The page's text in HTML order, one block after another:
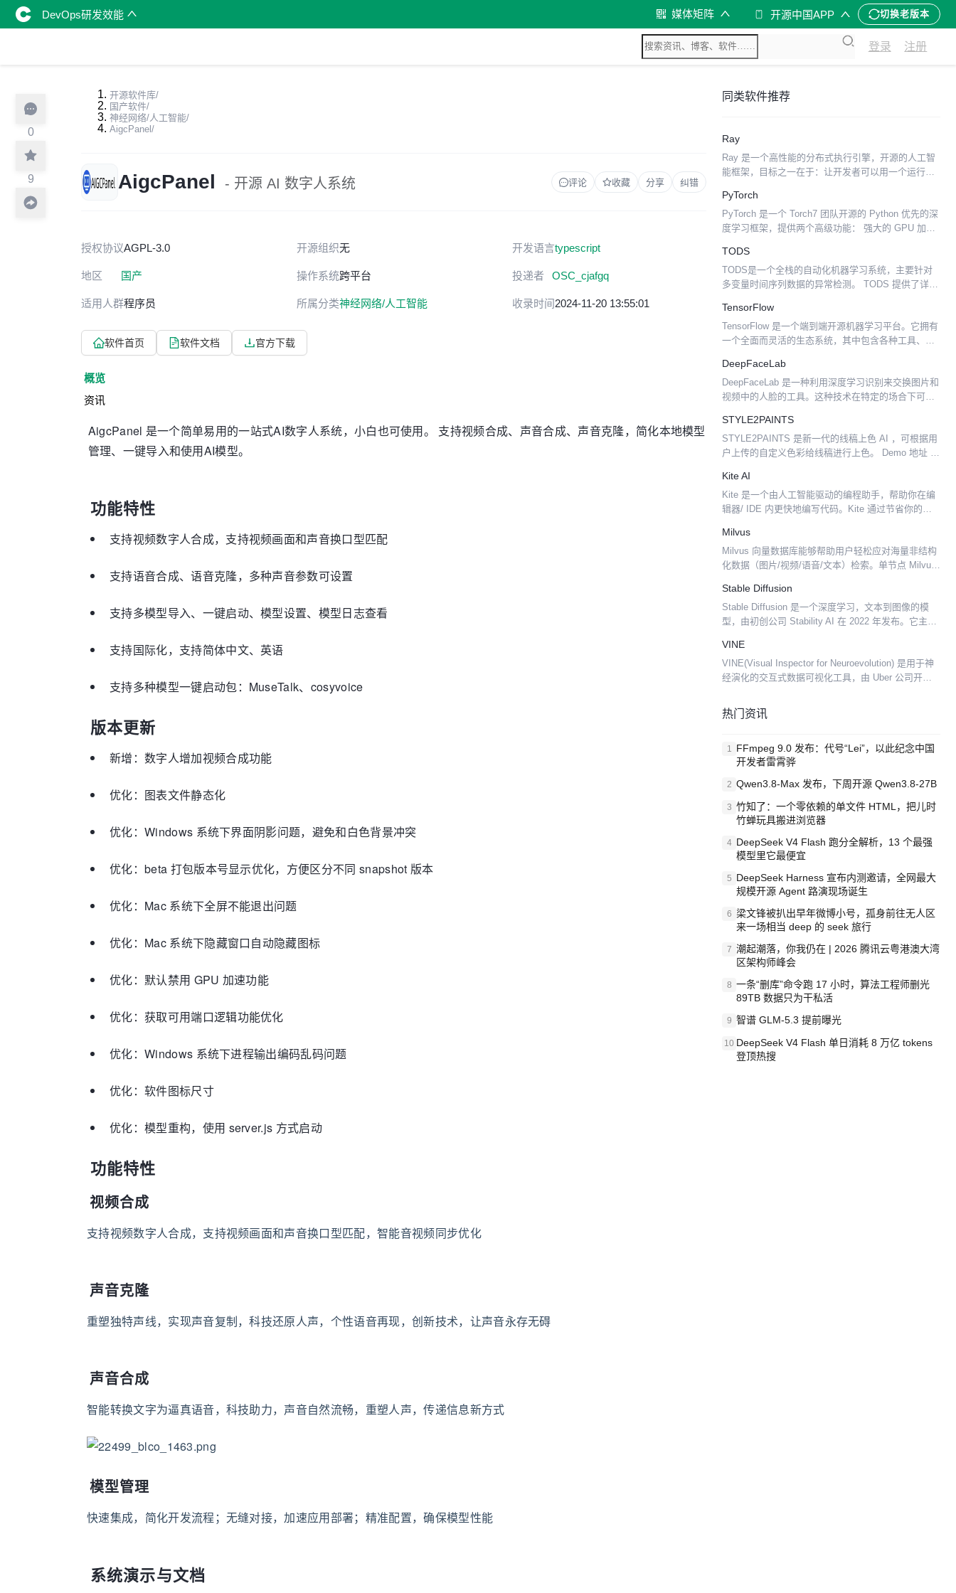
DevOps研发效能 媒体矩阵 开源中国APP 切换老版本
登录 注册
0
9
开源软件库/
国产软件/
神经网络/人工智能/
AigcPanel /
AigcPanel - 开源 AI 数字人系统 评论 收藏 分享 纠错
授权协议AGPL-3.0 开源组织无 开发语言typescript
地区 国产 操作系统跨平台 投递者 OSC_cjafgq
适用人群程序员 所属分类神经网络/人工智能 收录时间2024-11-20 13:55:01
软件首页 软件文档 官方下载
概览
资讯
AigcPanel 是一个简单易用的一站式AI数字人系统，小白也可使用。 支持视频合成、声音合成、声音克隆，简化本地模型
管理、一键导入和使用AI模型。
功能特性
支持视频数字人合成，支持视频画面和声音换口型匹配
支持语音合成、语音克隆，多种声音参数可设置
支持多模型导入、一键启动、模型设置、模型日志查看
支持国际化，支持简体中文、英语
支持多种模型一键启动包：MuseTalk、cosyvoice
版本更新
新增：数字人增加视频合成功能
优化：图表文件静态化
优化：Windows 系统下界面阴影问题，避免和白色背景冲突
优化：beta 打包版本号显示优化，方便区分不同 snapshot 版本
优化：Mac 系统下全屏不能退出问题
优化：Mac 系统下隐藏窗口自动隐藏图标
优化：默认禁用 GPU 加速功能
优化：获取可用端口逻辑功能优化
优化：Windows 系统下进程输出编码乱码问题
优化：软件图标尺寸
优化：模型重构，使用 server.js 方式启动
功能特性
视频合成
支持视频数字人合成，支持视频画面和声音换口型匹配，智能音视频同步优化
声音克隆
重塑独特声线，实现声音复制，科技还原人声，个性语音再现，创新技术，让声音永存无碍
声音合成
智能转换文字为逼真语音，科技助力，声音自然流畅，重塑人声，传递信息新方式
模型管理
快速集成，简化开发流程；无缝对接，加速应用部署；精准配置，确保模型性能
系统演示与文档
同类软件推荐
Ray
Ray 是一个高性能的分布式执行引擎，开源的人工智
能框架，目标之一在于：让开发者可以用一个运行在
松转为适合于计算机集群运行的（或单个多核心计算
机的）高性能...
PyTorch
PyTorch 是一个 Torch7 团队开源的 Python 优先的深
度学习框架，提供两个高级功能： 强大的 GPU 加速
级系统...
TODS
TODS是一个全栈的自动化机器学习系统，主要针对
多变量时间序列数据的异常检测。 TODS 提供了详尽
们包括：数据处理（data processing），时...
TensorFlow
TensorFlow 是一个端到端开源机器学习平台。它拥有
一个全面而灵活的生态系统，其中包含各种工具、库
的发展，并使开发者能够轻松地构建和部署由机器学
习提...
DeepFaceLab
DeepFaceLab 是一种利用深度学习识别来交换图片和
视频中的人脸的工具。这种技术在特定的场合下可以
众多软件中，安装最简单，使用最方便，更...
STYLE2PAINTS
STYLE2PAINTS 是新一代的线稿上色 AI ，可根据用
户上传的自定义色彩给线稿进行上色。 Demo 地址 使
稿），结果如下。然后下...
Kite AI
Kite 是一个由人工智能驱动的编程助手，帮助你在编
辑器/ IDE 内更快地编写代码。Kite 通过节省你的键
助你更快地编写代码。 Kite 适用于所有主...
Milvus
Milvus 向量数据库能够帮助用户轻松应对海量非结构
化数据（图片/视频/语音/文本）检索。单节点 Milvus
程），分布式架构亦能满足用户的水平扩展需...
Stable Diffusion
Stable Diffusion 是一个深度学习，文本到图像的模
型，由初创公司 Stability AI 在 2022 年发布。它主要
用于其他任务。 St...
VINE
VINE(Visual Inspector for Neuroevolution) 是用于神
经演化的交互式数据可视化工具，由 Uber 公司开
遗传算...
热门资讯
1 FFmpeg 9.0 发布：代号“Lei”，以此纪念中国
开发者雷霄骅
2 Qwen3.8-Max 发布，下周开源 Qwen3.8-27B
3 竹知了：一个零依赖的单文件 HTML，把儿时
竹蝉玩具搬进浏览器
4 DeepSeek V4 Flash 跑分全解析，13 个最强
模型里它最便宜
5 DeepSeek Harness 宣布内测邀请，全网最大
规模开源 Agent 路演现场诞生
6 梁文锋被扒出早年微博小号，孤身前往无人区
来一场相当 deep 的 seek 旅行
7 潮起潮落，你我仍在 | 2026 腾讯云粤港澳大湾
区架构师峰会
8 一条“删库”命令跑 17 小时，算法工程师删光
89TB 数据只为干私活
9 智谱 GLM-5.3 提前曝光
10 DeepSeek V4 Flash 单日消耗 8 万亿 tokens
登顶热搜